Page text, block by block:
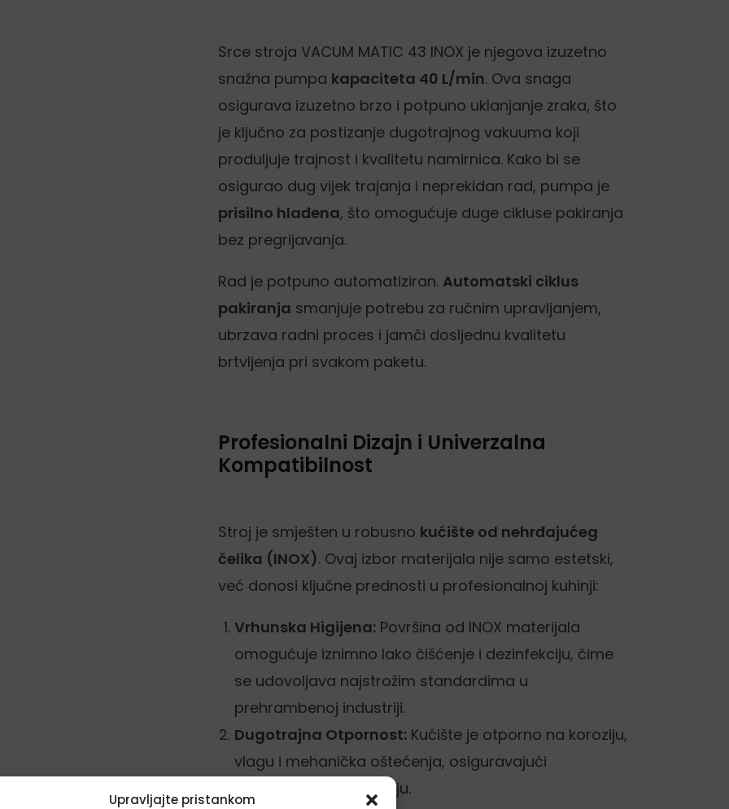
Upravljajte pristankom
Srce stroja VACUM MATIC 43 INOX je njegova izuzetno
snažna pumpa kapaciteta 40 L/min. Ova snaga
osigurava izuzetno brzo i potpuno uklanjanje zraka, što
je ključno za postizanje dugotrajnog vakuuma koji
produljuje trajnost i kvalitetu namirnica. Kako bi se
osigurao dug vijek trajanja i neprekidan rad, pumpa je
prisilno hlađena, što omogućuje duge cikluse pakiranja
bez pregrijavanja.
Rad je potpuno automatiziran. Automatski ciklus
pakiranja smanjuje potrebu za ručnim upravljanjem,
ubrzava radni proces i jamči dosljednu kvalitetu
brtvljenja pri svakom paketu.
Profesionalni Dizajn i Univerzalna
Kompatibilnost
Stroj je smješten u robusno kućište od nehrđajućeg
čelika (INOX). Ovaj izbor materijala nije samo estetski,
već donosi ključne prednosti u profesionalnoj kuhinji:
Vrhunska Higijena: Površina od INOX materijala
omogućuje iznimno lako čišćenje i dezinfekciju, čime
se udovoljava najstrožim standardima u
prehrambenoj industriji.
Dugotrajna Otpornost: Kućište je otporno na koroziju,
vlagu i mehanička oštećenja, osiguravajući
dugogodišnju investiciju.